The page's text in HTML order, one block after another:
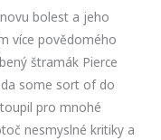
bolest a jeho
více povědomého
štramák Pierce
some sort of do
pro mnohé
nesmyslné kritiky a